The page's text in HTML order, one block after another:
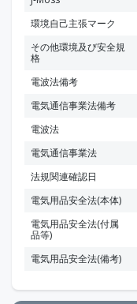
環境自己主張マーク
その他環境及び安全規
格
電波法備考
電気通信事業法備考
電波法
電気通信事業法
法規関連確認日
電気用品安全法(本体)
電気用品安全法(付属
品等)
電気用品安全法(備考)